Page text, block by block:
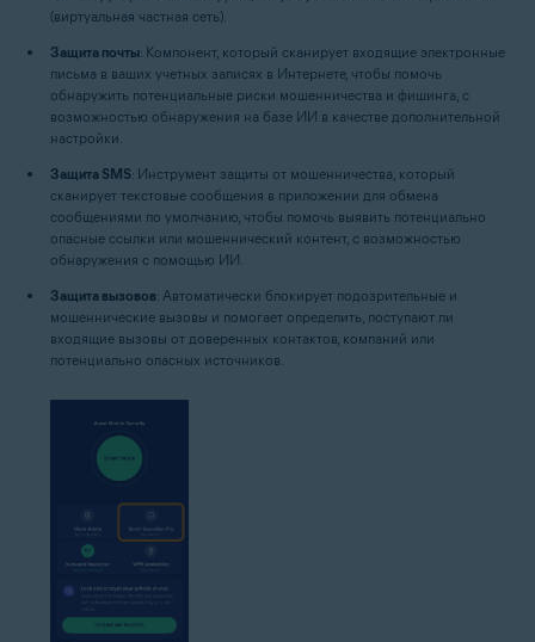
(виртуальная частная сеть).
Защита почты: Компонент, который сканирует входящие электронные
письма в ваших учетных записях в Интернете, чтобы помочь
обнаружить потенциальные риски мошенничества и фишинга, с
возможностью обнаружения на базе ИИ в качестве дополнительной
настройки.
Защита SMS: Инструмент защиты от мошенничества, который
сканирует текстовые сообщения в приложении для обмена
сообщениями по умолчанию, чтобы помочь выявить потенциально
опасные ссылки или мошеннический контент, с возможностью
обнаружения с помощью ИИ.
Защита вызовов: Автоматически блокирует подозрительные и
мошеннические вызовы и помогает определить, поступают ли
входящие вызовы от доверенных контактов, компаний или
потенциально опасных источников.